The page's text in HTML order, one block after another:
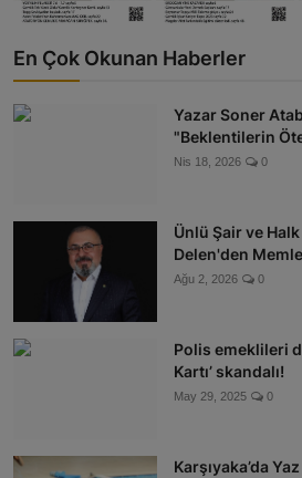
En Çok Okunan Haberler
Yazar Soner
"Beklentilerin
Nis 18, 2026 0
Ünlü Şair ve
Delen'den
Ağu 2, 2026 0
Polis emeklileri
Kartı’ skandalı!
May 29, 2025 0
Karşıyaka’da